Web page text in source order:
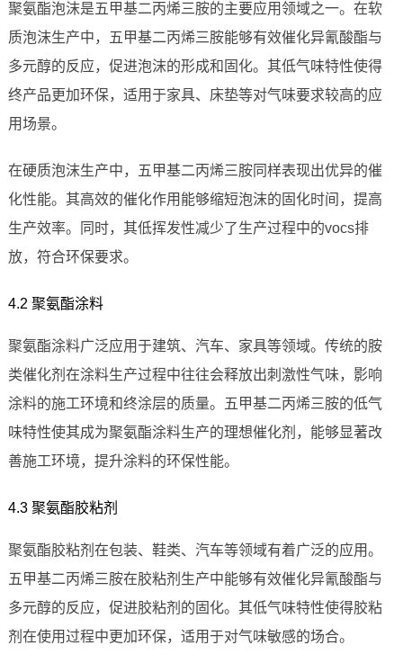
聚氨酯泡沫是五甲基二丙烯三胺的主要应用领域之一。在软
质泡沫生产中，五甲基二丙烯三胺能够有效催化异氰酸酯与
多元醇的反应，促进泡沫的形成和固化。其低气味特性使得
终产品更加环保，适用于家具、床垫等对气味要求较高的应
用场景。
在硬质泡沫生产中，五甲基二丙烯三胺同样表现出优异的催
化性能。其高效的催化作用能够缩短泡沫的固化时间，提高
生产效率。同时，其低挥发性减少了生产过程中的vocs排
放，符合环保要求。
4.2 聚氨酯涂料
聚氨酯涂料广泛应用于建筑、汽车、家具等领域。传统的胺
类催化剂在涂料生产过程中往往会释放出刺激性气味，影响
涂料的施工环境和终涂层的质量。五甲基二丙烯三胺的低气
味特性使其成为聚氨酯涂料生产的理想催化剂，能够显著改
善施工环境，提升涂料的环保性能。
4.3 聚氨酯胶粘剂
聚氨酯胶粘剂在包装、鞋类、汽车等领域有着广泛的应用。
五甲基二丙烯三胺在胶粘剂生产中能够有效催化异氰酸酯与
多元醇的反应，促进胶粘剂的固化。其低气味特性使得胶粘
剂在使用过程中更加环保，适用于对气味敏感的场合。